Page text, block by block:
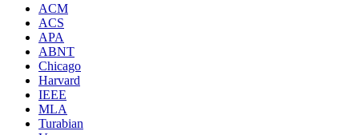
ACM
ACS
APA
ABNT
Chicago
Harvard
IEEE
MLA
Turabian